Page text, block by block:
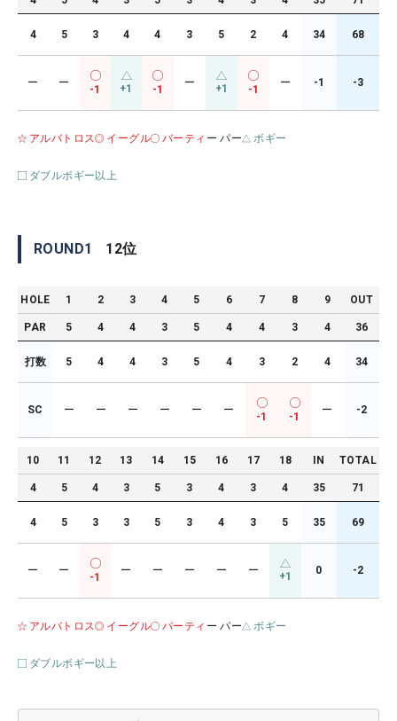
4 5 3 4 4 3 5 2 4 34 68
ー ー
-1 +1 -1
ー +1 -1
ー -1 -3
アルバトロス イーグル バーティ ー パー ボギー
ダブルボギー以上
ROUND1 12位
HOLE 1 2 3 4 5 6 7 8 9 OUT
PAR 5 4 4 3 5 4 4 3 4 36
打数 5 4 4 3 5 4 3 2 4 34
SC ー ー ー ー ー ー
-1 -1
ー -2
10 11 12 13 14 15 16 17 18 IN TOTAL
4 5 4 3 5 3 4 3 4 35 71
4 5 3 3 5 3 4 3 5 35 69
ー ー
-1
ー ー ー ー ー +1 0 -2
アルバトロス イーグル バーティ ー パー ボギー
ダブルボギー以上